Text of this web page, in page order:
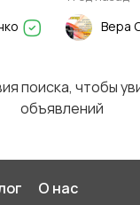
Вера
поиска, чтобы
объявлений
О нас